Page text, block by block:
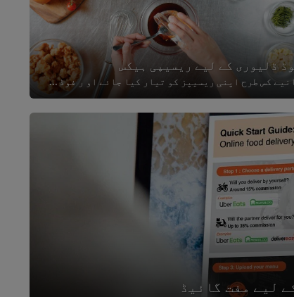
ڈلیوری کے لیے ریسیپی ہیکس
جانیے کس طرح اپنی ریسیپز کو تیار کیا جائے او ر فوڈ ڈلیوری کے اعتبار سے اپنایا جائے
لیے مفت گائیڈ